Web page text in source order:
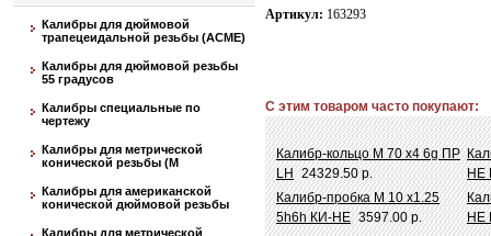
Калибры для дюймовой
трапецеидальной резьбы (АСМЕ)
Калибры для дюймовой резьбы
55 градусов
Калибры специальные по
чертежу
Калибры для метрической
конической резьбы (М
Калибры для американской
конической дюймовой резьбы
Калибры для метрической
Артикул: 163293
С этим товаром часто покупают:
Калибр-кольцо М 70 х4 6g ПР
LH 24329.50 р.
НЕ
Калибр-пробка М 10 х1.25
5h6h КИ-НЕ 3597.00 р.
НЕ